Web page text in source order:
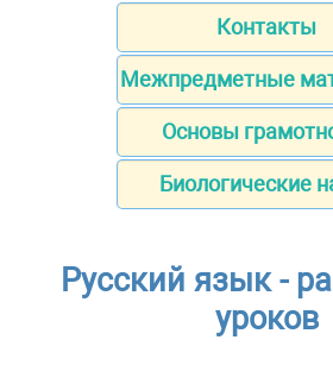
Контакты
Межпредметные
Основы
Биологические
Русский язык -
уроков